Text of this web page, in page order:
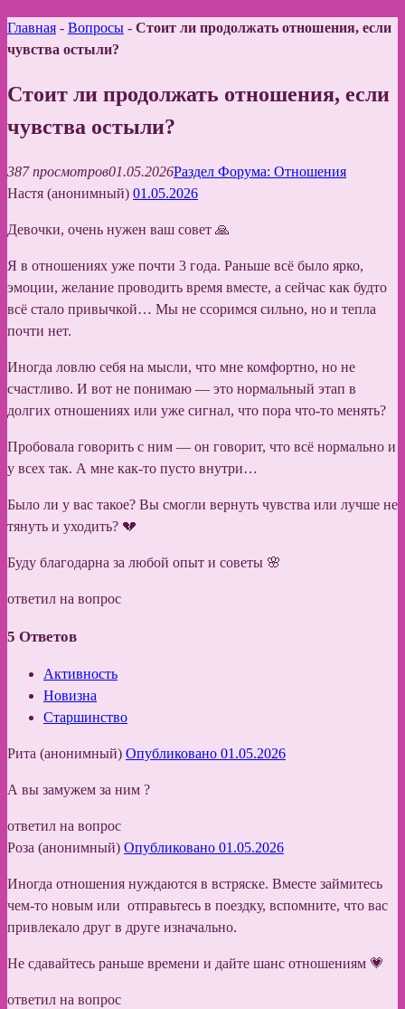
Главная - Вопросы - Стоит ли продолжать отношения, если
чувства остыли?
Стоит ли продолжать отношения, если
чувства остыли?
387 просмотров01.05.2026Раздел Форума: Отношения
Настя (анонимный) 01.05.2026
Девочки, очень нужен ваш совет 🙏
Я в отношениях уже почти 3 года. Раньше всё было ярко,
эмоции, желание проводить время вместе, а сейчас как будто
всё стало привычкой… Мы не ссоримся сильно, но и тепла
почти нет.
Иногда ловлю себя на мысли, что мне комфортно, но не
счастливо. И вот не понимаю — это нормальный этап в
долгих отношениях или уже сигнал, что пора что-то менять?
Пробовала говорить с ним — он говорит, что всё нормально и
у всех так. А мне как-то пусто внутри…
Было ли у вас такое? Вы смогли вернуть чувства или лучше не
тянуть и уходить? 💔
Буду благодарна за любой опыт и советы 🌸
ответил на вопрос
5 Ответов
Активность
Новизна
Старшинство
Рита (анонимный) Опубликовано 01.05.2026
А вы замужем за ним ?
ответил на вопрос
Роза (анонимный) Опубликовано 01.05.2026
Иногда отношения нуждаются в встряске. Вместе займитесь
чем-то новым или отправьтесь в поездку, вспомните, что вас
привлекало друг в друге изначально.
Не сдавайтесь раньше времени и дайте шанс отношениям 💗
ответил на вопрос